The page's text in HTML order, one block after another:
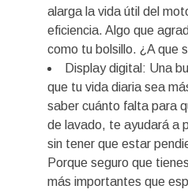
alarga la vida útil del
eficiencia. Algo que
como tu bolsillo. ¿A que
Display digital: Una
que tu vida diaria sea
saber cuánto falta para
de lavado, te ayudará a
sin tener que estar
Porque seguro que
más importantes que